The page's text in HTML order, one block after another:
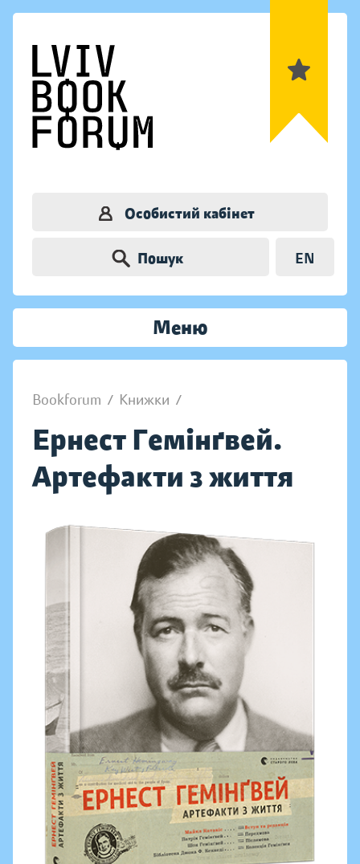
Особистий кабінет
Пошук EN
Меню
Bookforum / Книжки /
Ернест Гемінґвей.
Артефакти з життя